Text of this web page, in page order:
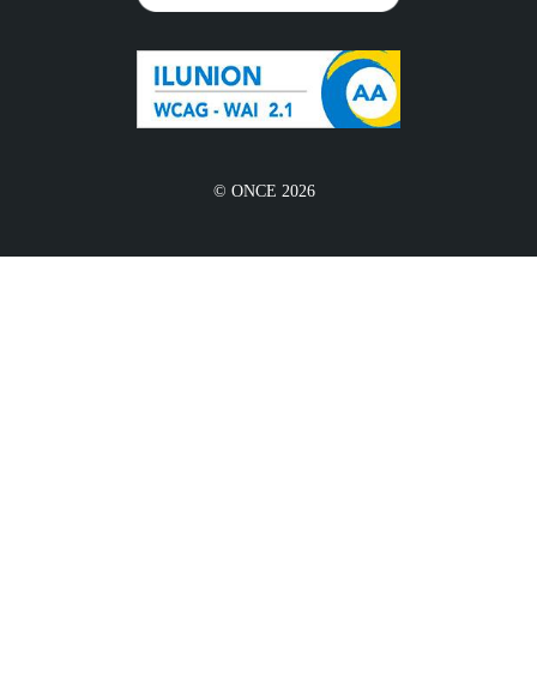
© ONCE 2026